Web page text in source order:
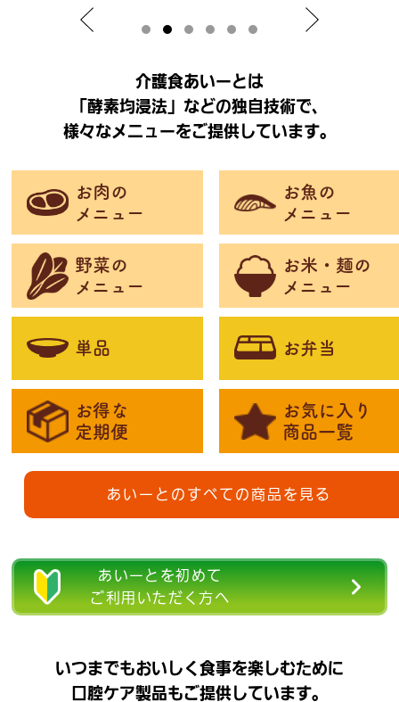
介護食あいーとは
「酵素均浸法」などの独自技術で、
様々なメニューをご提供しています。
お肉の
メニュー
お魚の
メニュー
野菜の
メニュー
お米・麺の
メニュー
単品 お弁当
お得な
定期便
お気に入り
商品一覧
あいーとのすべての商品を見る
あいーとを初めて
ご利用いただく方へ
いつまでもおいしく食事を楽しむために
口腔ケア製品もご提供しています。